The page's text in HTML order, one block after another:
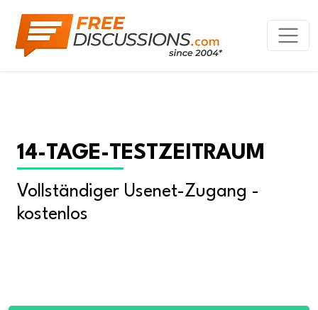
14-TAGE-TESTZEITRAUM
Vollständiger Usenet-Zugang -
kostenlos